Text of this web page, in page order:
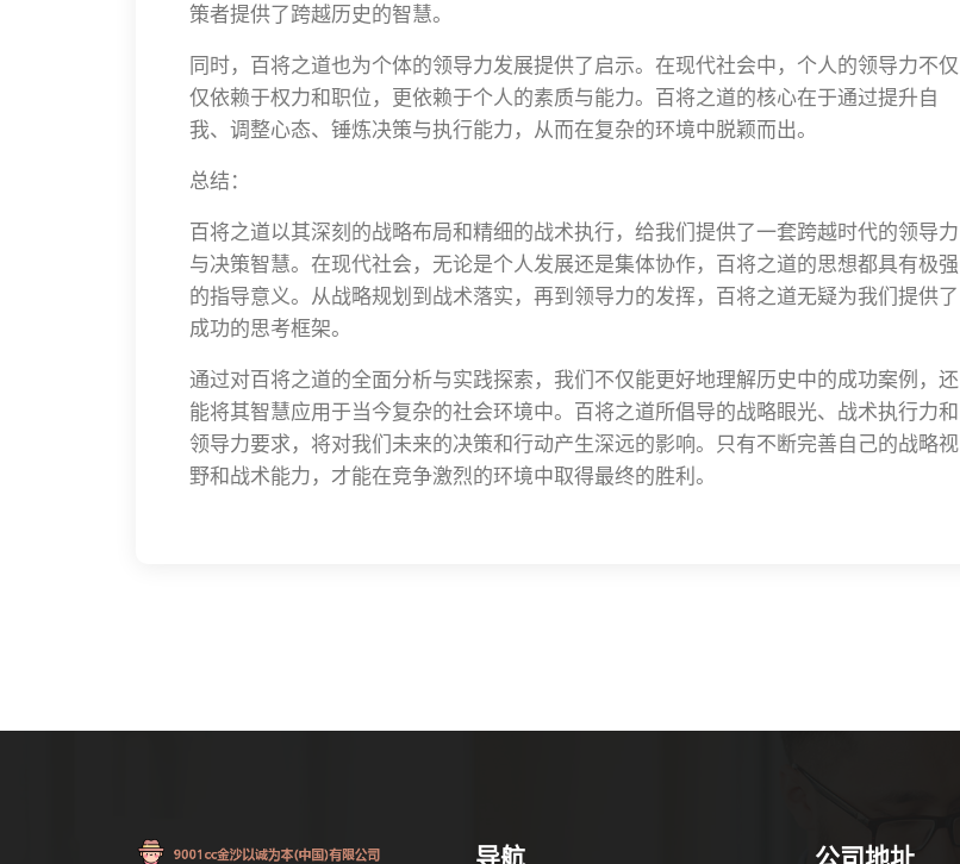
策者提供了跨越历史的智慧。
同时，百将之道也为个体的领导力发展提供了启示。在现代社会中，个人的领导力不仅
仅依赖于权力和职位，更依赖于个人的素质与能力。百将之道的核心在于通过提升自
我、调整心态、锤炼决策与执行能力，从而在复杂的环境中脱颖而出。
总结：
百将之道以其深刻的战略布局和精细的战术执行，给我们提供了一套跨越时代的领导力
与决策智慧。在现代社会，无论是个人发展还是集体协作，百将之道的思想都具有极强
的指导意义。从战略规划到战术落实，再到领导力的发挥，百将之道无疑为我们提供了
成功的思考框架。
通过对百将之道的全面分析与实践探索，我们不仅能更好地理解历史中的成功案例，还
能将其智慧应用于当今复杂的社会环境中。百将之道所倡导的战略眼光、战术执行力和
领导力要求，将对我们未来的决策和行动产生深远的影响。只有不断完善自己的战略视
野和战术能力，才能在竞争激烈的环境中取得最终的胜利。
导航 公司地址